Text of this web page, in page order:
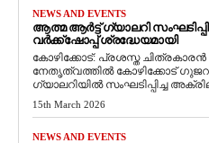
NEWS AND EVENTS
ആത്മ ആർട്ട് ഗ്യാലറി
വർക്ക്‌ഷോപ്പ് ശ്രദ്ധേയമായി
കോഴിക്കോട്: പ്രശസ്ത
നേതൃത്വത്തിൽ കോഴിക്കോട്
ഗ്യാലറിയിൽ സംഘടിപ്പിച്ച
15th March 2026
NEWS AND EVENTS